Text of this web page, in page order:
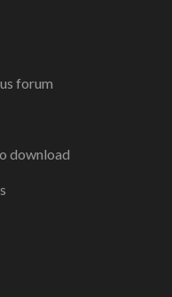
forum
download